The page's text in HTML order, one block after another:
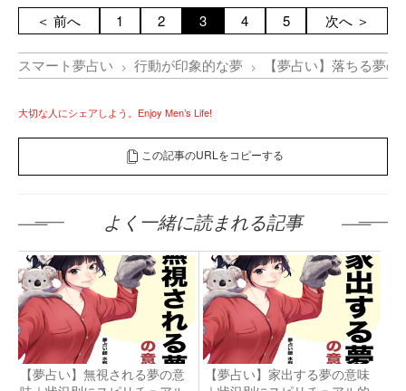
＜ 前へ 1 2 3 4 5 次へ ＞
スマート夢占い 行動が印象的な夢 【夢占い】落ちる夢
大切な人にシェアしよう。Enjoy Men’s Life!
この記事のURLをコピーする
よく一緒に読まれる記事
【夢占い】無視される夢の意
【夢占い】家出する夢の意味